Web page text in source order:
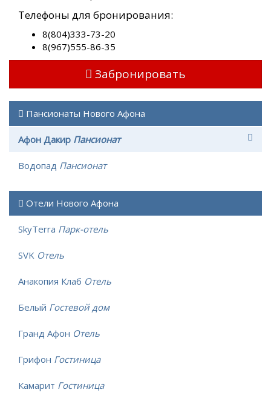
Телефоны для бронирования:
8(804)333-73-20
8(967)555-86-35
Забронировать
Пансионаты Нового Афона
Афон Дакир Пансионат
Водопад Пансионат
Отели Нового Афона
SkyTerra Парк-отель
SVK Отель
Анакопия Клаб Отель
Белый Гостевой дом
Гранд Афон Отель
Грифон Гостиница
Камарит Гостиница